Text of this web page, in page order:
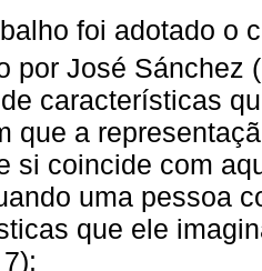
foi adotado o
por José Sánchez
características
que a
si coincide com
uma pessoa
que ele